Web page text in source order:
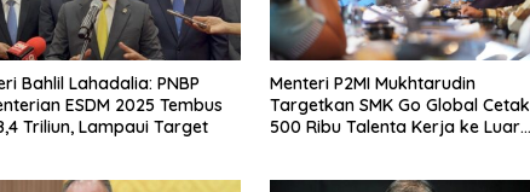
Bahlil Lahadalia: PNBP
ESDM 2025 Tembus
Triliun, Lampaui Target
Menteri P2MI Mukhtarudin
Targetkan SMK Go Global Cetak
500 Ribu Talenta Kerja ke Luar